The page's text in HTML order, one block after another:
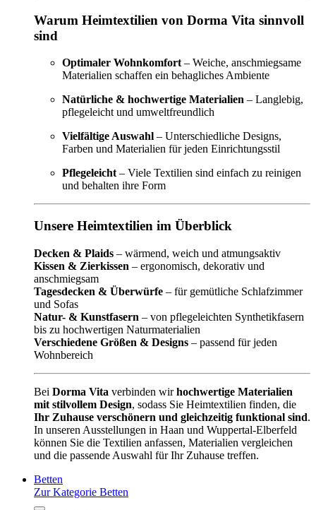
Warum Heimtextilien von Dorma Vita sinnvoll
sind
Optimaler Wohnkomfort – Weiche, anschmiegsame
Materialien schaffen ein behagliches Ambiente
Natürliche & hochwertige Materialien – Langlebig,
pflegeleicht und umweltfreundlich
Vielfältige Auswahl – Unterschiedliche Designs,
Farben und Materialien für jeden Einrichtungsstil
Pflegeleicht – Viele Textilien sind einfach zu reinigen
und behalten ihre Form
Unsere Heimtextilien im Überblick
Decken & Plaids – wärmend, weich und atmungsaktiv
Kissen & Zierkissen – ergonomisch, dekorativ und
anschmiegsam
Tagesdecken & Überwürfe – für gemütliche Schlafzimmer
und Sofas
Natur- & Kunstfasern – von pflegeleichten Synthetikfasern
bis zu hochwertigen Naturmaterialien
Verschiedene Größen & Designs – passend für jeden
Wohnbereich
Bei Dorma Vita verbinden wirhochwertige Materialien
mit stilvollem Design, sodass Sie Heimtextilien finden, die
Ihr Zuhause verschönern und gleichzeitig funktional sind.
In unseren Ausstellungen in Haan und Wuppertal-Elberfeld
können Sie die Textilien anfassen, Materialien vergleichen
und die passende Auswahl für Ihr Zuhause treffen.
Betten
Zur Kategorie Betten